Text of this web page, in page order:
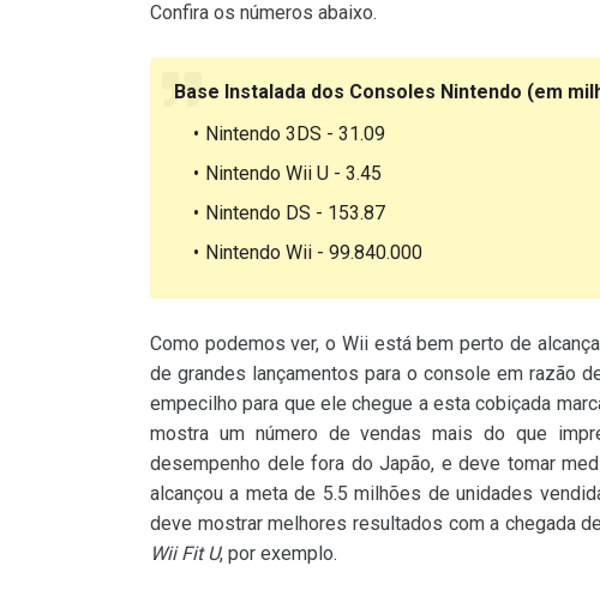
Confira os números abaixo.
Base Instalada dos Consoles Nintendo (em
Nintendo 3DS - 31.09
Nintendo Wii U - 3.45
Nintendo DS - 153.87
Nintendo Wii - 99.840.000
Como podemos ver, o Wii está bem perto de
de grandes lançamentos para o console em razão
empecilho para que ele chegue a esta cobiçada
mostra um número de vendas mais do que
desempenho dele fora do Japão, e deve tomar
alcançou a meta de 5.5 milhões de unidades
deve mostrar melhores resultados com a chegada
Wii Fit U, por exemplo.